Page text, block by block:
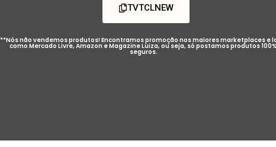
TVTCLNEW
**Nós não vendemos produtos! Encontramos promoção nos maiores marketplaces e
como Mercado Livre, Amazon e Magazine Luiza, ou seja, só postamos produtos 100%
seguros.